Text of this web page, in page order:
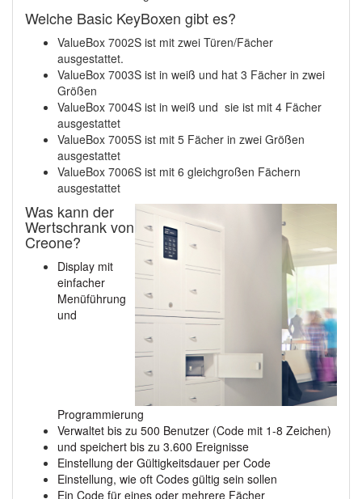
Welche Basic KeyBoxen gibt es?
ValueBox 7002S ist mit zwei Türen/Fächer
ausgestattet.
ValueBox 7003S ist in weiß und hat 3 Fächer in zwei
Größen
ValueBox 7004S ist in weiß und sie ist mit 4 Fächer
ausgestattet
ValueBox 7005S ist mit 5 Fächer in zwei Größen
ausgestattet
ValueBox 7006S ist mit 6 gleichgroßen Fächern
ausgestattet
Was kann der
Wertschrank von
Creone?
Display mit
einfacher
Menüführung
und
Programmierung
Verwaltet bis zu 500 Benutzer (Code mit 1-8 Zeichen)
und speichert bis zu 3.600 Ereignisse
Einstellung der Gültigkeitsdauer per Code
Einstellung, wie oft Codes gültig sein sollen
Ein Code für eines oder mehrere Fächer